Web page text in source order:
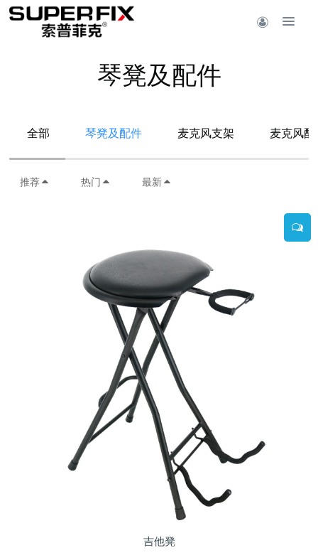
琴凳及配件
全部 琴凳及配件 麦克风支架 麦克风
推荐 热门 最新
吉他凳